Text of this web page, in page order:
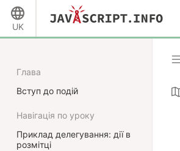
UK
Глава
Вступ до подій
Навігація по уроку
Приклад делегування: дії в
розмітці